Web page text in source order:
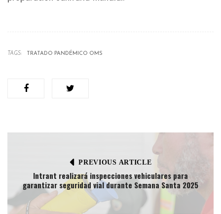
TAGS: TRATADO PANDÉMICO OMS
PREVIOUS ARTICLE
Intrant realizará inspecciones vehiculares para
garantizar seguridad vial durante Semana Santa 2025